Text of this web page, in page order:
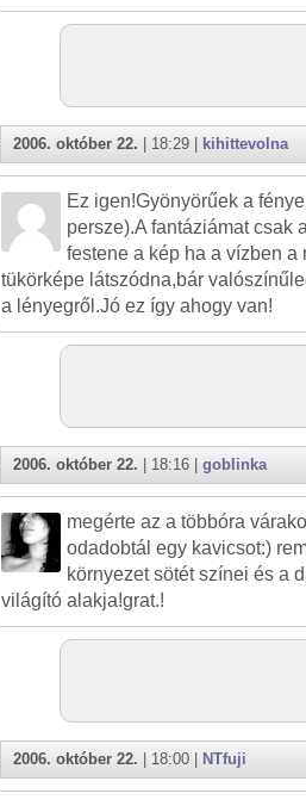
2006. október 22. | 18:29 | kihittevolna
Ez igen!Gyönyörűek a
persze).A fantáziámat csak
festene a kép ha a vízben a
tükörképe látszódna,bár
a lényegről.Jó ez így ahogy van!
2006. október 22. | 18:16 | goblinka
megérte az a többóra
odadobtál egy kavicsot:)
környezet sötét színei és a
világító alakja!grat.!
2006. október 22. | 18:00 | NTfuji